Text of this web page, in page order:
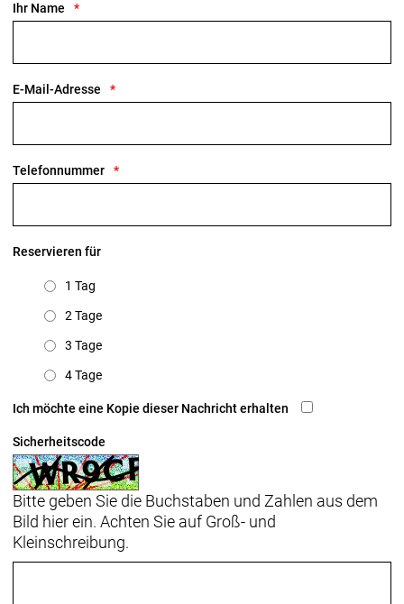
Ihr Name
E-Mail-Adresse
Telefonnummer
Reservieren für
1 Tag
2 Tage
3 Tage
4 Tage
Ich möchte eine Kopie dieser Nachricht erhalten
Sicherheitscode
Bitte geben Sie die Buchstaben und Zahlen aus dem
Bild hier ein. Achten Sie auf Groß- und
Kleinschreibung.